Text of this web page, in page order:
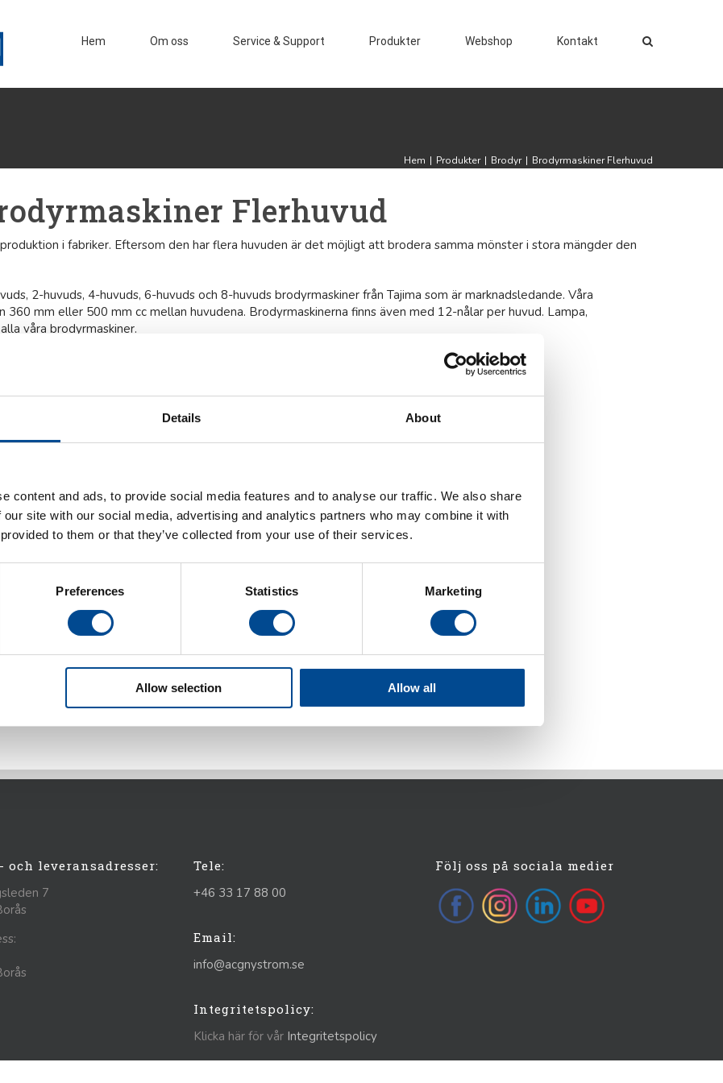
Details About
content and ads, to provide social media features and to analyse our traffic. We also share
our site with our social media, advertising and analytics partners who may combine it with
to them or that they’ve collected from your use of their services.
Preferences Statistics Marketing
Allow selection Allow all
Hem Om oss Service & Support Produkter Webshop Kontakt
Hem | Produkter | Brodyr | Brodyrmaskiner Flerhuvud
Flerhuvud
i fabriker. Eftersom den har flera huvuden är det möjligt att brodera samma mönster i stora mängder den
2-huvuds, 4-huvuds, 6-huvuds och 8-huvuds brodyrmaskiner från Tajima som är marknadsledande. Våra
360 mm eller 500 mm cc mellan huvudena. Brodyrmaskinerna finns även med 12-nålar per huvud. Lampa,
våra brodyrmaskiner.
Detaljer Detaljer
och leveransadresser:
7
Tele:
+46 33 17 88 00
Email:
info@acgnystrom.se
Integritetspolicy:
Klicka här för vår Integritetspolicy
Följ oss på sociala medier